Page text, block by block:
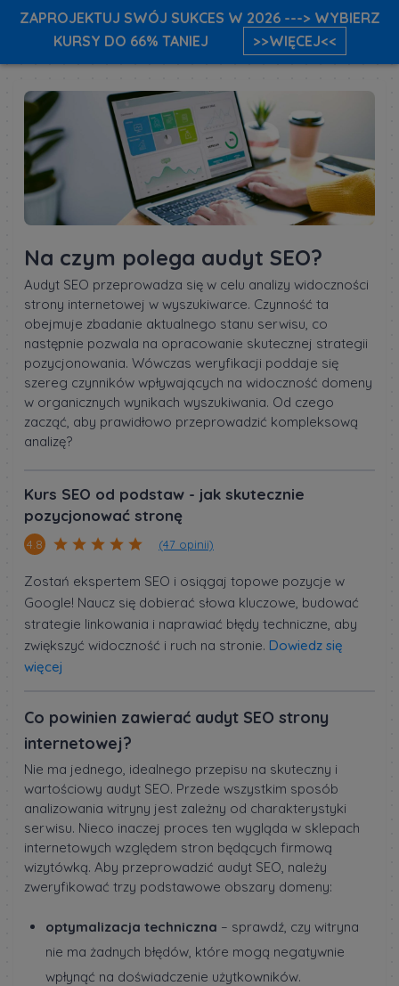
Na czym polega audyt SEO?
Audyt SEO przeprowadza się w celu analizy widoczności
strony internetowej w wyszukiwarce. Czynność ta
obejmuje zbadanie aktualnego stanu serwisu, co
następnie pozwala na opracowanie skutecznej strategii
pozycjonowania. Wówczas weryfikacji poddaje się
szereg czynników wpływających na widoczność domeny
w organicznych wynikach wyszukiwania. Od czego
zacząć, aby prawidłowo przeprowadzić kompleksową
analizę?
Kurs SEO od podstaw - jak skutecznie
pozycjonować stronę
4.8 (47 opinii)
Zostań ekspertem SEO i osiągaj topowe pozycje w
Google! Naucz się dobierać słowa kluczowe, budować
strategie linkowania i naprawiać błędy techniczne, aby
zwiększyć widoczność i ruch na stronie. Dowiedz się
więcej
Co powinien zawierać audyt SEO strony
internetowej?
Nie ma jednego, idealnego przepisu na skuteczny i
wartościowy audyt SEO. Przede wszystkim sposób
analizowania witryny jest zależny od charakterystyki
serwisu. Nieco inaczej proces ten wygląda w sklepach
internetowych względem stron będących firmową
wizytówką. Aby przeprowadzić audyt SEO, należy
zweryfikować trzy podstawowe obszary domeny:
optymalizacja techniczna – sprawdź, czy witryna
nie ma żadnych błędów, które mogą negatywnie
wpłynąć na doświadczenie użytkowników.
ZAPROJEKTUJ SWÓJ SUKCES W 2026 ---> WYBIERZ
KURSY DO 66% TANIEJ
>>WIĘCEJ<<